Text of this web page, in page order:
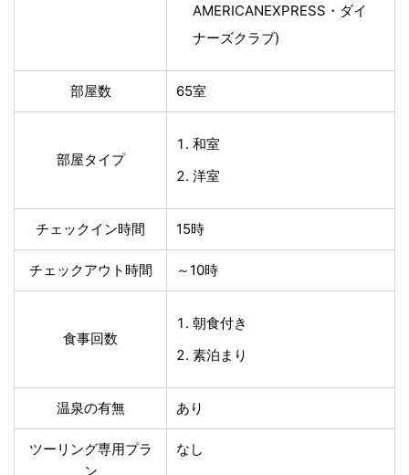
AMERICANEXPRESS・ダイ
ナーズクラブ)
部屋数 65室
部屋タイプ
和室
洋室
チェックイン時間 15時
チェックアウト時間 ～10時
食事回数
朝食付き
素泊まり
温泉の有無 あり
ツーリング専用プラ
ン
なし